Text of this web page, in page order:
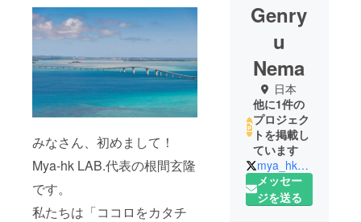
みなさん、初めまして！
Mya-hk LAB.代表の根間玄隆
です。
私たちは「ココロをカタチ
Genry
u
Nema
日本
他に1件の
プロジェク
トを掲載し
ています
mya_hk_lab
メッセー
ジを送る